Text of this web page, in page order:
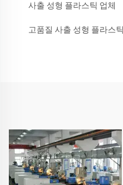
사출 성형 플라스틱 업체
고품질 사출 성형 플라스틱